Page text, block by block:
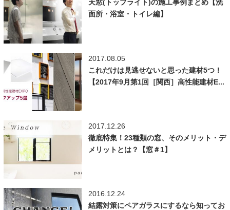
天窓(トップライト)の施工事例まとめ【洗
面所・浴室・トイレ編】
2017.08.05
これだけは見逃せないと思った建材5つ！
【2017年9月第1回［関西］高性能建材E...
2017.12.26
徹底特集！23種類の窓、そのメリット・デ
メリットとは？【窓＃1】
2016.12.24
結露対策にペアガラスにするなら知ってお